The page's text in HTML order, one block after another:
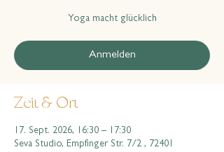
Yoga macht glücklich
Anmelden
Zeit & Ort
17. Sept. 2026, 16:30 – 17:30
Seva Studio, Empfinger Str. 7/2 , 72401